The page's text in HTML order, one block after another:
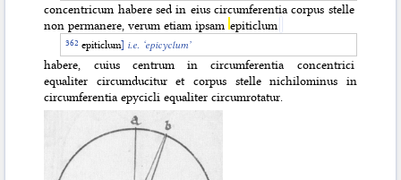
concentricum habere sed in eius circumferentia corpus stelle
non permanere, verum etiam ipsam epiticlum
epiticlum] i.e. ‘epicyclum’
habere, cuius centrum in circumferentia concentrici
equaliter circumducitur et corpus stelle nichilominus in
circumferentia epycicli equaliter circumrotatur.